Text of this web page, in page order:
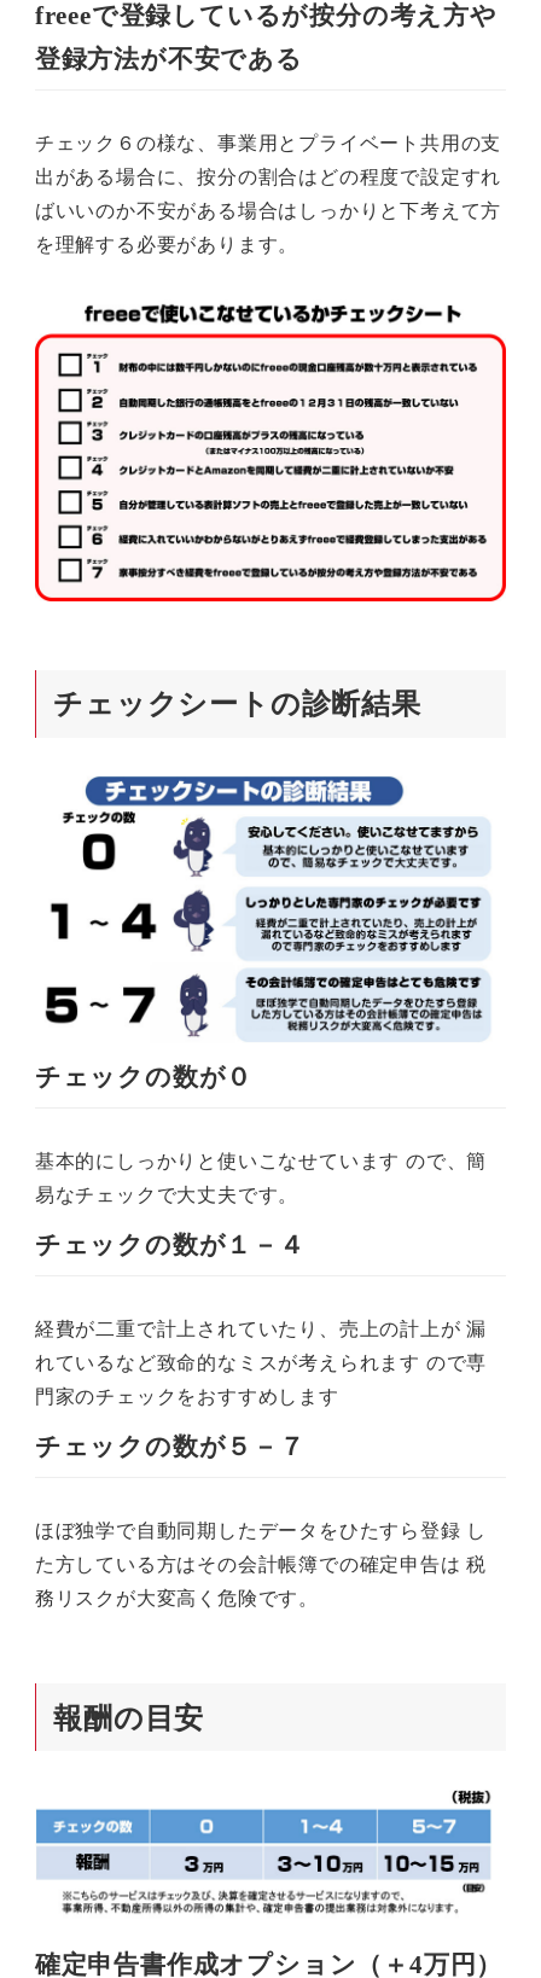
freeeで登録しているが按分の考え方や
登録方法が不安である
チェック６の様な、事業用とプライベート共用の支
出がある場合に、按分の割合はどの程度で設定すれ
ばいいのか不安がある場合はしっかりと下考えて方
を理解する必要があります。
チェックシートの診断結果
チェックの数が０
基本的にしっかりと使いこなせています ので、簡
易なチェックで大丈夫です。
チェックの数が１－４
経費が二重で計上されていたり、売上の計上が 漏
れているなど致命的なミスが考えられます ので専
門家のチェックをおすすめします
チェックの数が５－７
ほぼ独学で自動同期したデータをひたすら登録 し
た方している方はその会計帳簿での確定申告は 税
務リスクが大変高く危険です。
報酬の目安
確定申告書作成オプション（＋4万円）